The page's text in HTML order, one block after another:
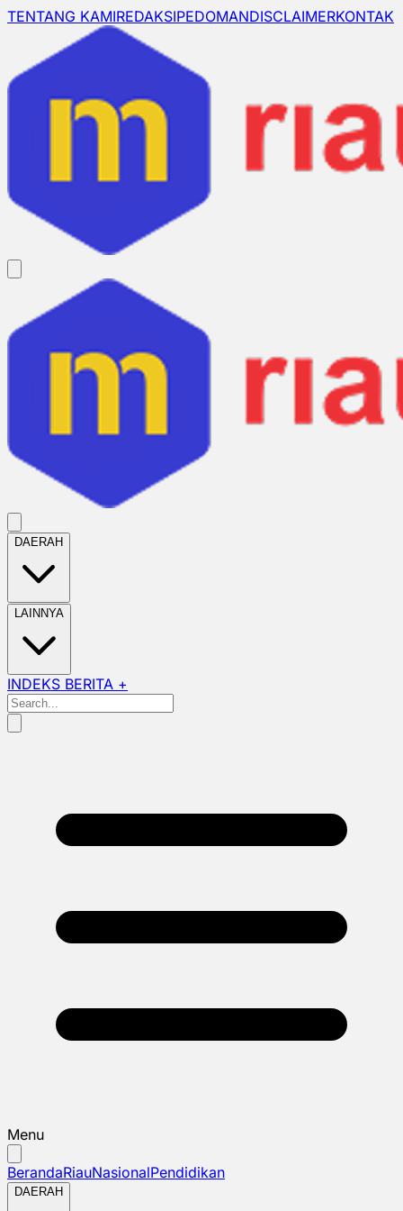
TENTANG KAMIREDAKSIPEDOMANDISCLAIMERKONTAK
DAERAH
LAINNYA
INDEKS BERITA +
Menu
BerandaRiauNasionalPendidikan
DAERAH